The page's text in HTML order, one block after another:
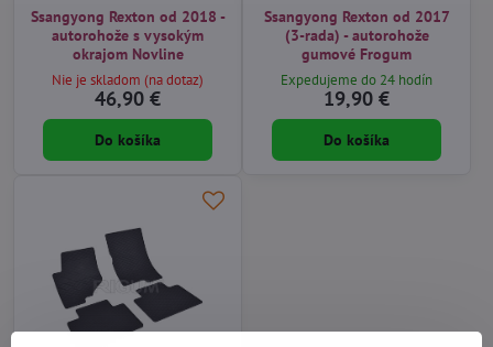
Ssangyong Rexton od 2018 -
autorohože s vysokým
okrajom Novline
Nie je skladom (na dotaz)
46,90 €
Do košíka
Ssangyong Rexton od 2017
(3-rada) - autorohože
gumové Frogum
Expedujeme do 24 hodín
19,90 €
Do košíka